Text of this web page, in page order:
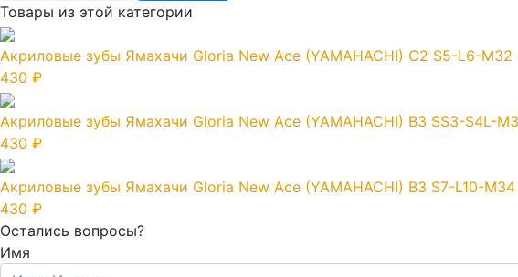
Товары из этой категории
Акриловые зубы Ямахачи Gloria New Ace (YAMAHACHI) C2 S5-L6-
430 ₽
Акриловые зубы Ямахачи Gloria New Ace (YAMAHACHI) B3 SS3-S4L-
430 ₽
Акриловые зубы Ямахачи Gloria New Ace (YAMAHACHI) B3 S7-L10-
430 ₽
Остались вопросы?
Имя